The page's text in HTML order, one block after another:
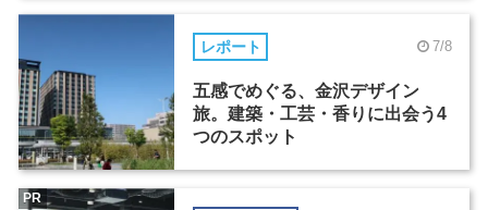
レポート 7/8
五感でめぐる、金沢デザイン
旅。建築・工芸・香りに出会う4
つのスポット
PR